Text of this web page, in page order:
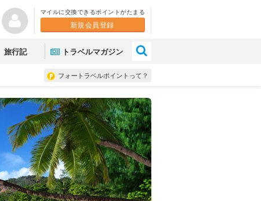
マイルに交換できるポイントがたまる
新規会員登録
旅行記 トラベルマガジン
フォートラベルポイントって？